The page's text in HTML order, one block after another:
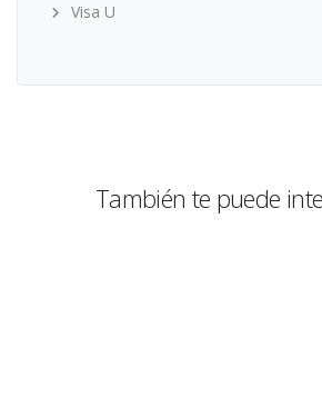
Visa U
También te puede